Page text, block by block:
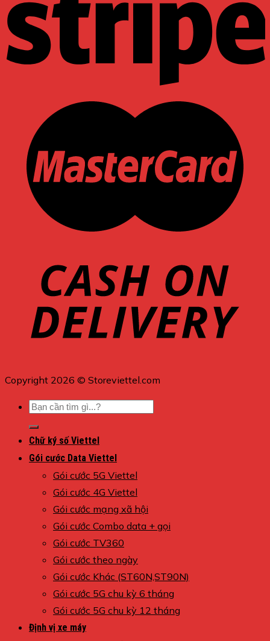
Copyright 2026 © Storeviettel.com
Tìm
kiếm:
Chữ ký số Viettel
Gói cước Data Viettel
Gói cước 5G Viettel
Gói cước 4G Viettel
Gói cước mạng xã hội
Gói cước Combo data + gọi
Gói cước TV360
Gói cước theo ngày
Gói cước Khác (ST60N,ST90N)
Gói cước 5G chu kỳ 6 tháng
Gói cước 5G chu kỳ 12 tháng
Định vị xe máy